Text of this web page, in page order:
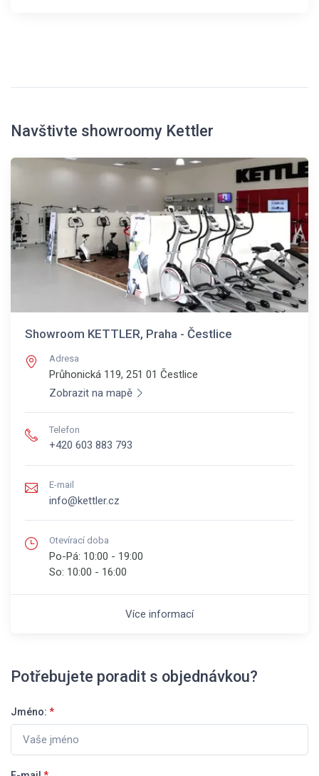
Navštivte showroomy Kettler
Showroom KETTLER, Praha - Čestlice
Adresa
Průhonická 119, 251 01 Čestlice
Zobrazit na mapě
Telefon
+420 603 883 793
E-mail
info@kettler.cz
Otevírací doba
Po-Pá: 10:00 - 19:00
So: 10:00 - 16:00
Více informací
Potřebujete poradit s objednávkou?
Jméno: *